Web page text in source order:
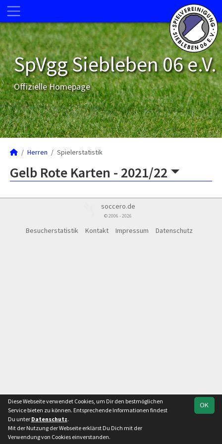
SpVgg Siebleben 06 e.V.
Offizielle Homepage
Herren Spielerstatistik
Gelb Rote Karten - 2021/22
soccero.de
© 2006 - 2026
Besucherstatistik Kontakt Impressum Datenschutz
OK
Diese Webseite verwendet Cookies, um Dir den bestmöglichen
Service bieten zu können. Entsprechende Informationen findest
Du unter Datenschutz.
Mit der Nutzung der Webseite erklärst Du Dich mit der
Verwendung von Cookies einverstanden.